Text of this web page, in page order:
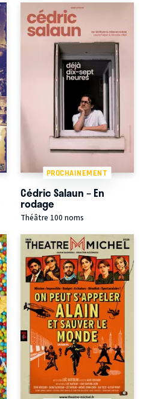
PROCHAINEMENT
Cédric Salaun – En
rodage
Théâtre 100 noms